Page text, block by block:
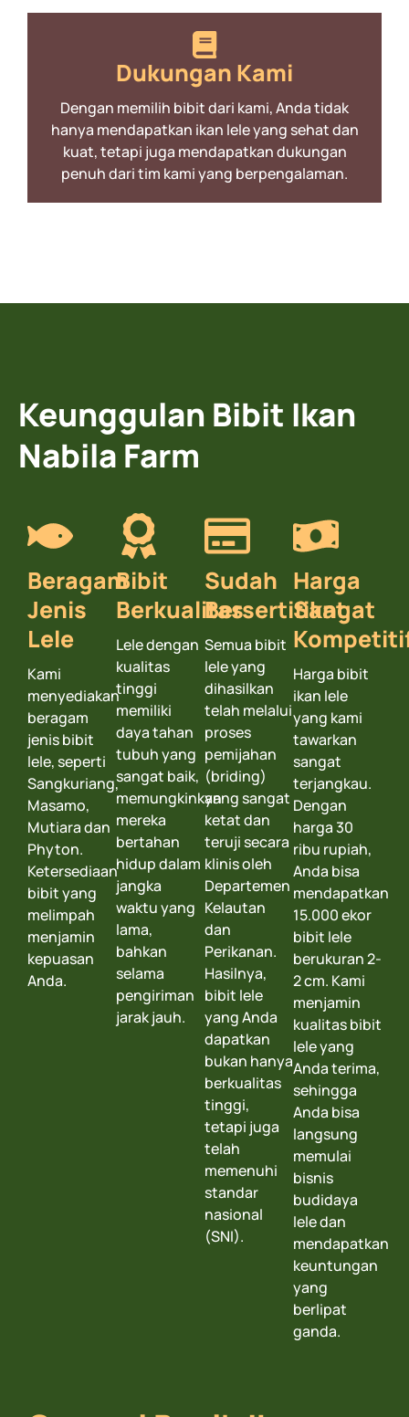
Dukungan Kami
Dengan memilih bibit dari kami, Anda tidak
hanya mendapatkan ikan lele yang sehat dan
kuat, tetapi juga mendapatkan dukungan
penuh dari tim kami yang berpengalaman.
Keunggulan Bibit Ikan
Nabila Farm
Beragam
Jenis
Lele
Kami
menyediakan
beragam
jenis bibit
lele, seperti
Sangkuriang,
Masamo,
Mutiara dan
Phyton.
Ketersediaan
bibit yang
melimpah
menjamin
kepuasan
Anda.
Bibit
Berkualitas
Lele dengan
kualitas
tinggi
memiliki
daya tahan
tubuh yang
sangat baik,
memungkinkan
mereka
bertahan
hidup dalam
jangka
waktu yang
lama,
bahkan
selama
pengiriman
jarak jauh.
Sudah
Bersertifikat
Semua bibit
lele yang
dihasilkan
telah melalui
proses
pemijahan
(briding)
yang sangat
ketat dan
teruji secara
klinis oleh
Departemen
Kelautan
dan
Perikanan.
Hasilnya,
bibit lele
yang Anda
dapatkan
bukan hanya
berkualitas
tinggi,
tetapi juga
telah
memenuhi
standar
nasional
(SNI).
Harga
Sangat
Harga bibit
ikan lele
yang kami
tawarkan
sangat
terjangkau.
Dengan
harga 30
ribu rupiah,
Anda bisa
mendapatkan
15.000 ekor
bibit lele
berukuran 2-
2 cm. Kami
menjamin
kualitas bibit
lele yang
Anda terima,
sehingga
Anda bisa
langsung
memulai
bisnis
budidaya
lele dan
mendapatkan
keuntungan
yang
berlipat
ganda.